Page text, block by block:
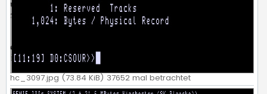
hc_3097.jpg (73.84 KiB) 37652 mal betrachtet